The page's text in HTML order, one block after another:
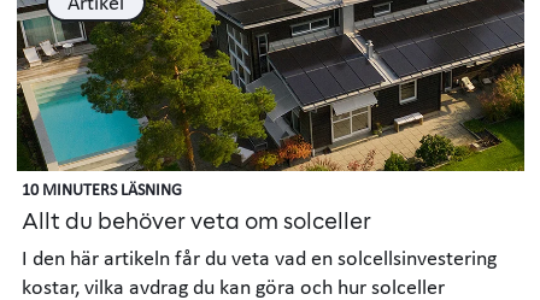
10 MINUTERS LÄSNING
Allt du behöver veta om solceller
I den här artikeln får du veta vad en solcellsinvestering
kostar, vilka avdrag du kan göra och hur solceller